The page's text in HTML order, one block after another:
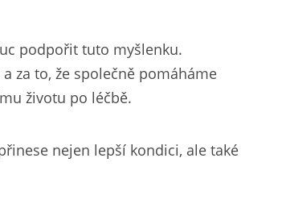
podpořit tuto myšlenku.
za to, že společně pomáháme
životu po léčbě.
nejen lepší kondici, ale také